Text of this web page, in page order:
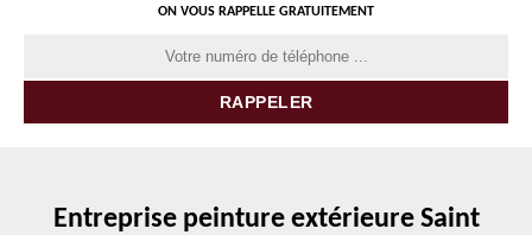
ON VOUS RAPPELLE GRATUITEMENT
Entreprise peinture extérieure Saint